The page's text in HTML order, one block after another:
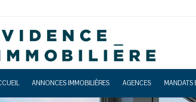
ANNONCES IMMOBILIÈRES AGENCES MANDATS